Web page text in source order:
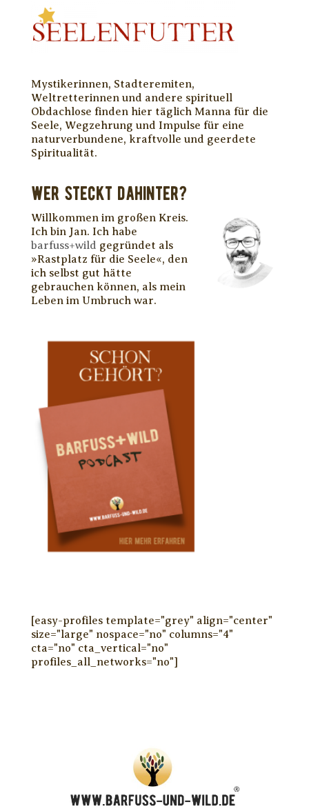
Mystikerinnen, Stadteremiten,
Weltretterinnen und andere spirituell
Obdachlose finden hier täglich Manna für die
Seele, Wegzehrung und Impulse für eine
naturverbundene, kraftvolle und geerdete
Spiritualität.
WER STECKT DAHINTER?
Willkommen im großen Kreis.
Ich bin Jan. Ich habe
barfuss+wild gegründet als
»Rastplatz für die Seele«, den
ich selbst gut hätte
gebrauchen können, als mein
Leben im Umbruch war.
[easy-profiles template="grey" align="center"
size="large" nospace="no" columns="4"
cta="no" cta_vertical="no"
profiles_all_networks="no"]